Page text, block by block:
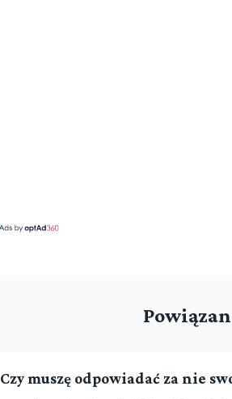
Czy muszę odpowiadać za nie